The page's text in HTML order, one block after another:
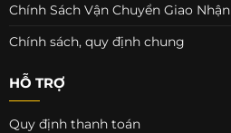
Chính Sách Vận Chuyển Giao Nhận
Chính sách, quy định chung
HỖ TRỢ
Quy định thanh toán